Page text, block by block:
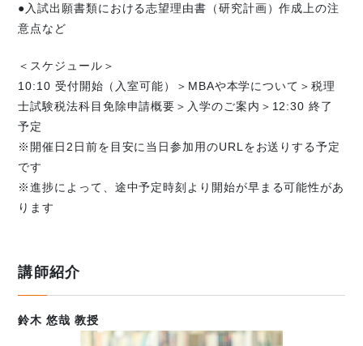
●入試出願書類における志望理由書（研究計画）作成上の注
意点など
＜スケジュール＞
10:10 受付開始（入室可能）＞MBAや本学について＞税理
士試験税法科目免除申請概要＞入学のご案内＞12:30 終了
予定
※開催日2日前を目安に当日参加用のURLをお送りする予定
です
※進捗によって、途中予定時刻より開始が早まる可能性があ
ります
講師紹介
鈴木 悠哉 教授